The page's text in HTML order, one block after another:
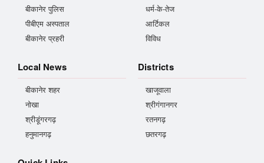
बीकानेर पुलिस
पीबीएम अस्पताल
बीकानेर प्रहरी
धर्म-के-तेज
आर्टिकल
विविध
Local News
बीकानेर शहर
नोखा
श्रीडूंगरगढ़
हनुमानगढ़
Districts
खाजूवाला
श्रीगंगानगर
रतनगढ़
छतरगढ़